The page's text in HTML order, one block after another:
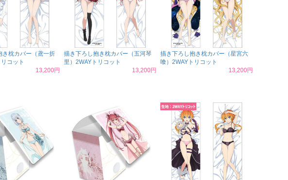
き枕カバー（鳶一折
コット
13,200円
描き下ろし抱き枕カバー（五河琴
里）2WAYトリコット
13,200円
描き下ろし抱き枕カバー（星宮六
喰）2WAYトリコット
13,200円